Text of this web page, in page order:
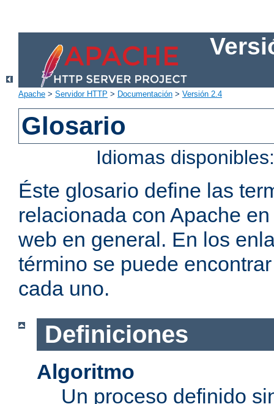
Apache > Servidor HTTP > Documentación > Versión 2.4
Glosario
Idiomas
Éste glosario define las
relacionada con Apache
web en general. En los
término se puede
cada uno.
Definiciones
Algoritmo
Un proceso definido